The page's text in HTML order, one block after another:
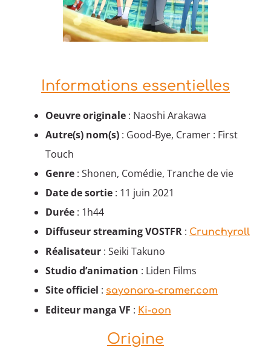
Informations essentielles
Oeuvre originale : Naoshi Arakawa
Autre(s) nom(s) : Good-Bye, Cramer : First
Touch
Genre : Shonen, Comédie, Tranche de vie
Date de sortie : 11 juin 2021
Durée : 1h44
Diffuseur streaming VOSTFR : Crunchyroll
Réalisateur : Seiki Takuno
Studio d’animation : Liden Films
Site officiel : sayonara-cramer.com
Editeur manga VF : Ki-oon
Origine